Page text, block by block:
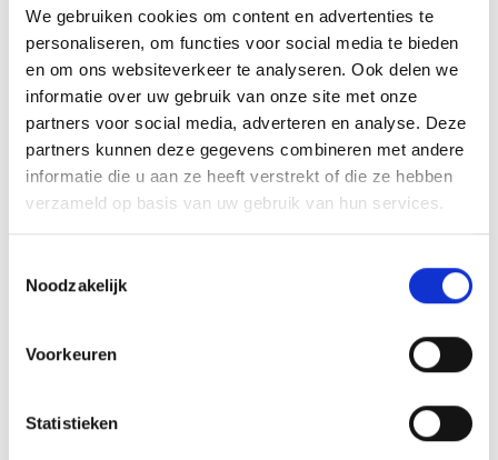
We gebruiken cookies om content en advertenties te
personaliseren, om functies voor social media te bieden
en om ons websiteverkeer te analyseren. Ook delen we
informatie over uw gebruik van onze site met onze
partners voor social media, adverteren en analyse. Deze
partners kunnen deze gegevens combineren met andere
informatie die u aan ze heeft verstrekt of die ze hebben
verzameld op basis van uw gebruik van hun services.
Noodzakelijk
Voorkeuren
Statistieken
RECEPTEN EN TIPS
VAN ONZE GRILL MASTERS
MEER INFORMATIE